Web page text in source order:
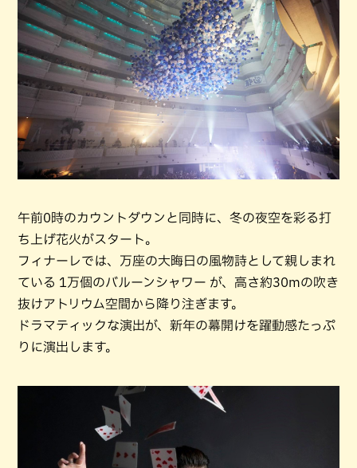
午前0時のカウントダウンと同時に、冬の夜空を彩る打
ち上げ花火がスタート。
フィナーレでは、万座の大晦日の風物詩として親しまれ
ている 1万個のバルーンシャワー が、高さ約30mの吹き
抜けアトリウム空間から降り注ぎます。
ドラマティックな演出が、新年の幕開けを躍動感たっぷ
りに演出します。